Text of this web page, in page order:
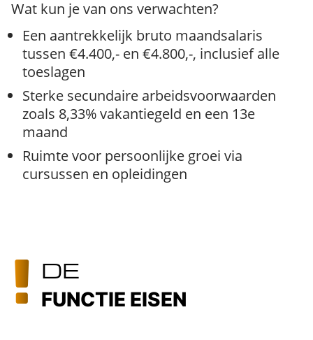
Wat kun je van ons verwachten?
Een aantrekkelijk bruto maandsalaris
tussen €4.400,- en €4.800,-, inclusief alle
toeslagen
Sterke secundaire arbeidsvoorwaarden
zoals 8,33% vakantiegeld en een 13e
maand
Ruimte voor persoonlijke groei via
cursussen en opleidingen
DE
FUNCTIE EISEN